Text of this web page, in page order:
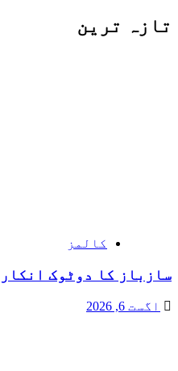
تازہ ترین
کالمز
سازباز کا دوٹوک انکار
اگست 6, 2026